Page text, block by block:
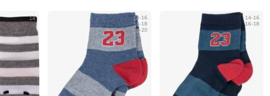
14
14-16
16-18
18-20
14-16
16-18